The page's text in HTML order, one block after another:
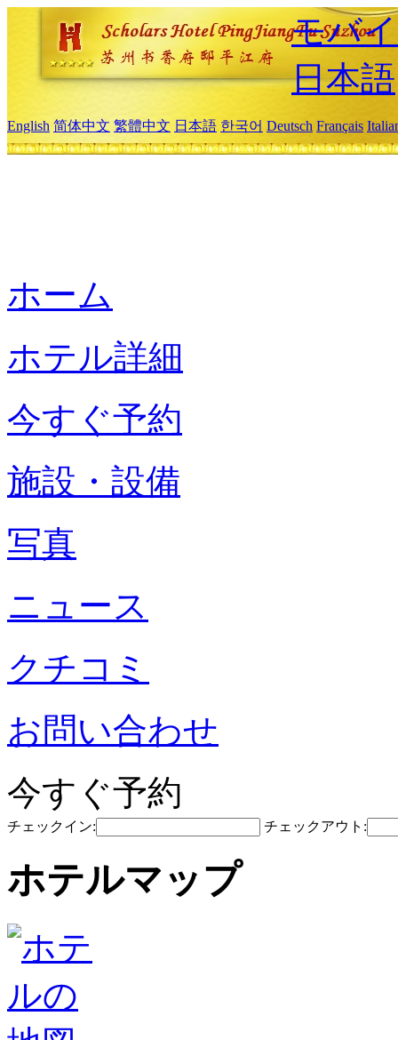
モバ
日本語
English 简体中文 繁體中文 日本語 한국어 Deutsch Français
ホーム
ホテル詳細
今すぐ予約
施設・設備
写真
ニュース
クチコミ
お問い合わせ
今すぐ予約
チェックイン: チェックアウト:
ホテルマップ